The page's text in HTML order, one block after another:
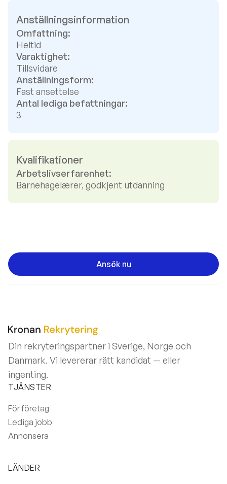
Anställningsinformation
Omfattning:
Heltid
Varaktighet:
Tillsvidare
Anställningsform:
Fast ansettelse
Antal lediga befattningar:
3
Kvalifikationer
Arbetslivserfarenhet:
Barnehagelærer, godkjent utdanning
Ansök nu
Din rekryteringspartner i Sverige, Norge och
Danmark. Vi levererar rätt kandidat — eller
ingenting.
TJÄNSTER
För företag
Lediga jobb
Annonsera
LÄNDER